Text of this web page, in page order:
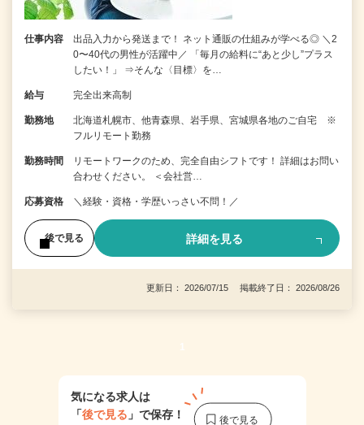
仕事内容
出品入力から発送まで！ ネット通販の仕組みが学べる◎ ＼2
0〜40代の男性が活躍中／ 「毎月の給料に“あと少し”プラス
したい！」 ⇒そんな〈目標〉を…
給与 完全出来高制
勤務地
北海道札幌市、他青森県、岩手県、宮城県各地のご自宅 ※
フルリモート勤務
勤務時間
リモートワークのため、完全自由シフトです！ 詳細はお問い
合わせください。 ＜会社営…
応募資格 ＼経験・資格・学歴いっさい不問！／
後で見る 詳細を見る
更新日： 2026/07/15 掲載終了日： 2026/08/26
1
気になる求人は
「後で見る 」で保存！